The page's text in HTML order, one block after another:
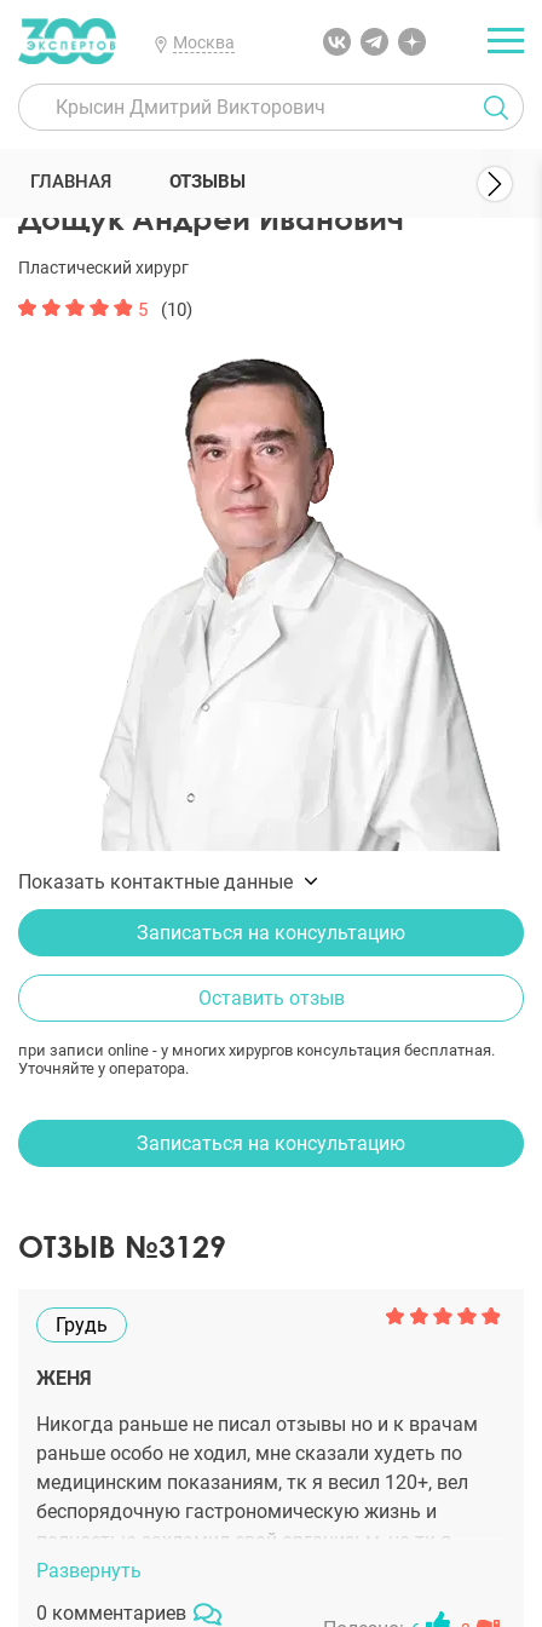
Москва
300 Экспертов Пластические хирурги Дощук Андрей Иванович
Дощук Андрей Иванович
Пластический хирург
5 (10)
Показать контактные данные
Записаться на консультацию
Оставить отзыв
при записи online - у многих хирургов консультация бесплатная.
Уточняйте у оператора.
ГЛАВНАЯ ОТЗЫВЫ
Записаться на консультацию
ОТЗЫВ №3129
Грудь
ЖЕНЯ
Никогда раньше не писал отзывы но и к врачам
раньше особо не ходил, мне сказали худеть по
медицинским показаниям, тк я весил 120+, вел
беспорядочную гастрономическую жизнь и
полностью захламил свой организьм, но тк я
человек безумно ленивый и со спортом на Вы я
решил все лишнее сначала отсосать, а потом уже
Развернуть
0 комментариев